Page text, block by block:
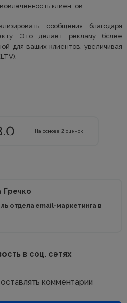
клиентов.
сообщения благодаря
Это делает рекламу более
для ваших клиентов, увеличивая
На основе 2 оценок
Гречко
отдела email-маркетинга в
в соц. сетях
комментарии